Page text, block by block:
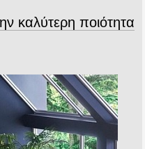
καλύτερη ποιότητα